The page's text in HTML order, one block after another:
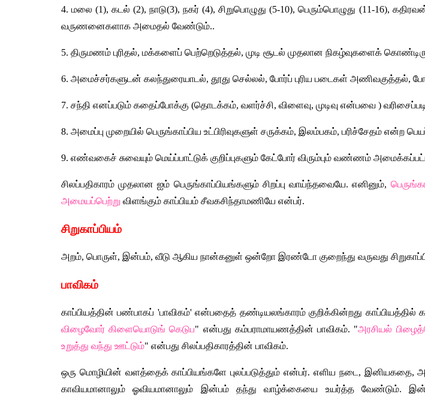
4. மலை (1), கடல் (2), நாடு(3), நகர் (4), சிறுபொழுது (5-10), பெரும்பொழுது (11-16),
வருணனைகளாக அமைதல் வேண்டும்..
5. திருமணம் புரிதல், மக்களைப் பெற்றெடுத்தல், முடி சூடல் முதலான நிகழ்வுகளைக்
6. அமைச்சர்களுடன் கலந்துரையாடல், தூது செல்லல், போர்ப் புரிய படைகள் அணிவகுத்தல்,
7. சந்தி எனப்படும் கதைப்போக்கு (தொடக்கம், வளர்ச்சி, விளைவு, முடிவு என்பவை )
8. அமைப்பு முறையில் பெருங்காப்பிய உட்பிரிவுகளுள் சருக்கம், இலம்பகம், பரிச்சேதம் என்ற
9. எண்வகைச் சுவையும் மெய்ப்பாட்டுக் குறிப்புகளும் கேட்போர் விரும்பும் வண்ணம்
சிலப்பதிகாரம் முதலான ஐம் பெருங்காப்பியங்களும் சிறப்பு வாய்ந்தவையே. எனினும்,
அமையப்பெற்று விளங்கும் காப்பியம் சீவகசிந்தாமணியே என்பர்.
சிறுகாப்பியம்
அறம், பொருள், இன்பம், வீடு ஆகிய நான்கனுள் ஒன்றோ இரண்டோ குறைந்து வருவது
பாவிகம்
காப்பியத்தின் பண்பாகப் 'பாவிகம்' என்பதைத் தண்டியலங்காரம் குறிக்கின்றது காப்பியத்தில்
விழைவோர் கிளையொடுங் கெடுப" என்பது கம்பராமாயணத்தின் பாவிகம். "அரசியல்
உறுத்து வந்து ஊட்டும்" என்பது சிலப்பதிகாரத்தின் பாவிகம்.
ஒரு மொழியின் வளத்தைக் காப்பியங்களே புலப்படுத்தும் என்பர். எளிய நடை,
காவியமானாலும் ஓவியமானாலும் இன்பம் தந்து வாழ்க்கையை உயர்த்த வேண்டும்.